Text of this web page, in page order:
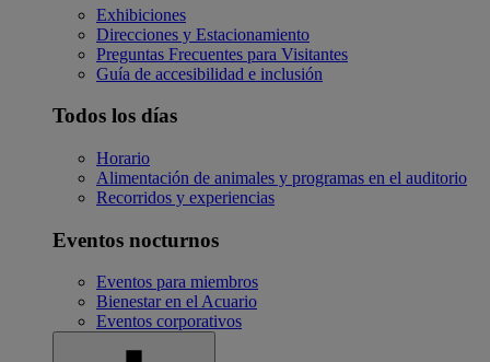
Exhibiciones
Direcciones y Estacionamiento
Preguntas Frecuentes para Visitantes
Guía de accesibilidad e inclusión
Todos los días
Horario
Alimentación de animales y programas en el auditorio
Recorridos y experiencias
Eventos nocturnos
Eventos para miembros
Bienestar en el Acuario
Eventos corporativos